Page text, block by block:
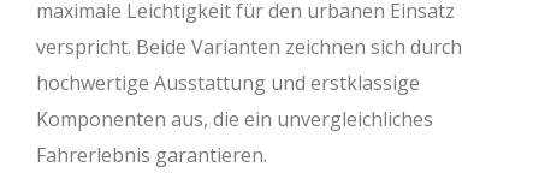
maximale Leichtigkeit für den urbanen Einsatz
verspricht. Beide Varianten zeichnen sich durch
hochwertige Ausstattung und erstklassige
Komponenten aus, die ein unvergleichliches
Fahrerlebnis garantieren.